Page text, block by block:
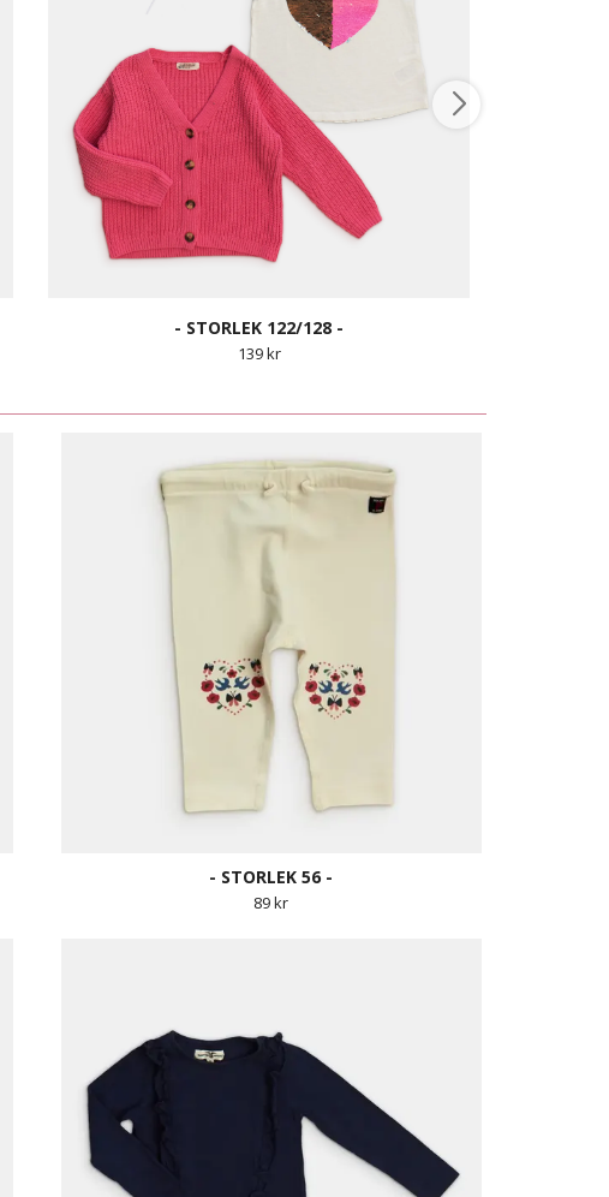
- STORLEK 122/128 -
139 kr
- STORLEK 56 -
89 kr